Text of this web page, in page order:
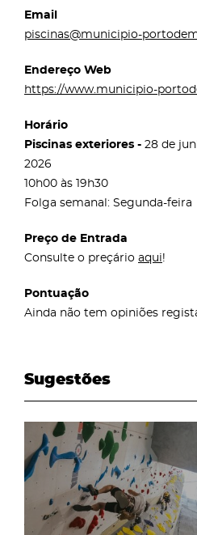
Email
piscinas@municipio-
Endereço Web
https://www.municipio-
Horário
Piscinas exteriores - 28 de
2026
10h00 às 19h30
Folga semanal: Segunda-feira
Preço de Entrada
Consulte o preçário aqui!
Pontuação
Ainda não tem opiniões
Sugestões
page